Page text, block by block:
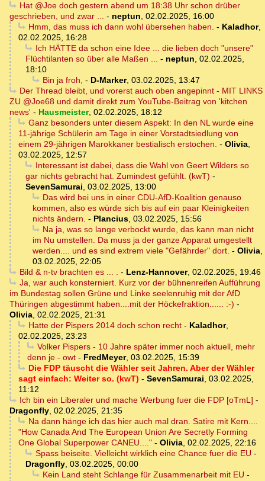
Hat @Joe doch gestern abend um 18:38 Uhr schon drüber
geschrieben, und zwar ... - neptun, 02.02.2025, 16:00
Hmm, das muss ich dann wohl übersehen haben. - Kaladhor,
02.02.2025, 16:28
Ich HÄTTE da schon eine Idee ... die lieben doch "unsere"
Flüchtilanten so über alle Maßen ... - neptun, 02.02.2025,
18:10
Bin ja froh, - D-Marker, 03.02.2025, 13:47
Der Thread bleibt, und vorerst auch oben angepinnt - MIT LINKS
ZU @Joe68 und damit direkt zum YouTube-Beitrag von 'kitchen
news' - Hausmeister, 02.02.2025, 18:12
Ganz besonders unter diesem Aspekt: In den NL wurde eine
11-jährige Schülerin am Tage in einer Vorstadtsiedlung von
einem 29-jährigen Marokkaner bestialisch erstochen. - Olivia,
03.02.2025, 12:57
Interessant ist dabei, dass die Wahl von Geert Wilders so
gar nichts gebracht hat. Zumindest gefühlt. (kwT) -
SevenSamurai, 03.02.2025, 13:00
Das wird bei uns in einer CDU-AfD-Koalition genauso
kommen, also es würde sich bis auf ein paar Kleinigkeiten
nichts ändern. - Plancius, 03.02.2025, 15:56
Na ja, was so lange verbockt wurde, das kann man nicht
im Nu umstellen. Da muss ja der ganze Apparat umgestellt
werden.... und es sind extrem viele "Gefährder" dort. - Olivia,
03.02.2025, 22:05
Bild & n-tv brachten es ... . - Lenz-Hannover, 02.02.2025, 19:46
Ja, war auch konsterniert. Kurz vor der bühnenreifen Aufführung
im Bundestag sollen Grüne und Linke seelenruhig mit der AfD
Thüringen abgestimmt haben....mit der Höckefraktion...... :-) -
Olivia, 02.02.2025, 21:31
Hatte der Pispers 2014 doch schon recht- Kaladhor,
02.02.2025, 23:23
Volker Pispers - 10 Jahre später immer noch aktuell, mehr
denn je - owt - FredMeyer, 03.02.2025, 15:39
Die FDP täuscht die Wähler seit Jahren. Aber der Wähler
sagt einfach: Weiter so. (kwT) - SevenSamurai, 03.02.2025,
11:12
Ich bin ein Liberaler und mache Werbung fuer die FDP [oTmL] -
Dragonfly, 02.02.2025, 21:35
Na dann hänge ich das hier auch mal dran. Satire mit Kern....
"How Canada And The European Union Are Secretly Forming
One Global Superpower CANEU...." - Olivia, 02.02.2025, 22:16
Spass beiseite. Vielleicht wirklich eine Chance fuer die EU -
Dragonfly, 03.02.2025, 00:00
Kein Land steht Schlange für Zusammenarbeit mit EU -